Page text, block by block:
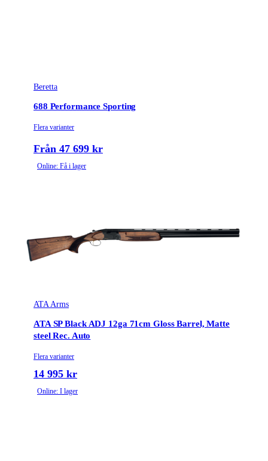
Beretta
688 Performance Sporting
Flera varianter
Från 47 699 kr
Online: Få i lager
ATA Arms
ATA SP Black ADJ 12ga 71cm Gloss Barrel, Matte
steel Rec. Auto
Flera varianter
14 995 kr
Online: I lager